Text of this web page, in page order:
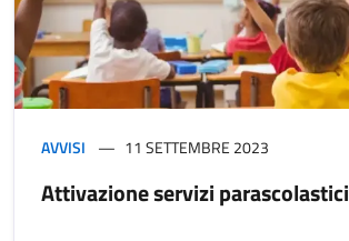
AVVISI 11 SETTEMBRE 2023
Attivazione servizi parascolastici